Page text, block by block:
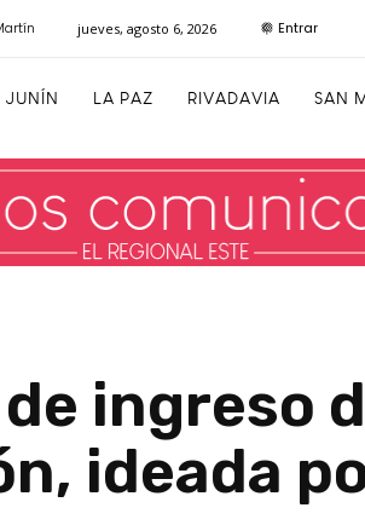
jueves, agosto 6, 2026 Entrar
JUNÍN LA PAZ RIVADAVIA SAN
ingreso
ideada